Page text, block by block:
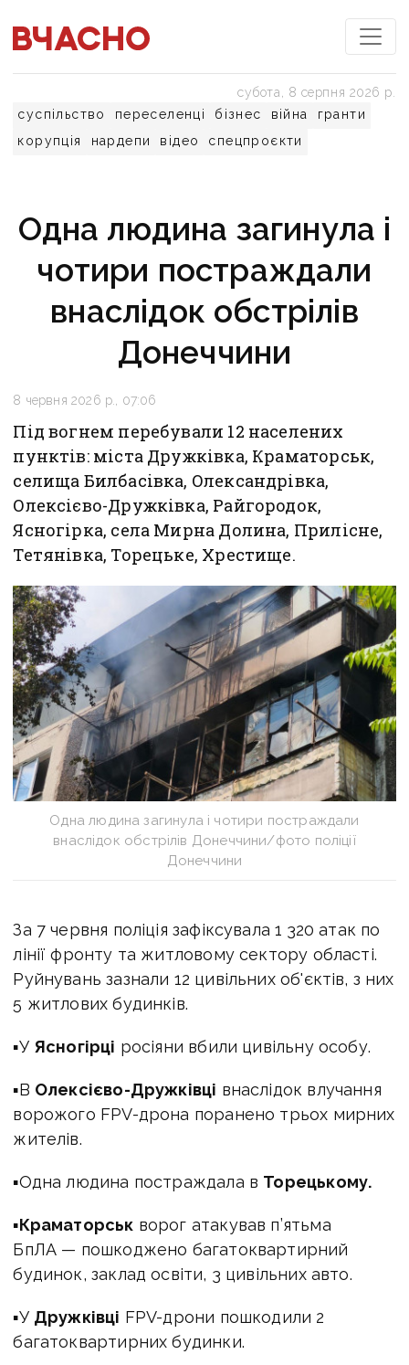
суспільство переселенці бізнес війна
гранти
корупція
нардепи відео спецпроєкти
субота, 8 серпня 2026 р.
Одна людина загинула і
чотири постраждали
внаслідок обстрілів
Донеччини
8 червня 2026 р., 07:06
Під вогнем перебували 12 населених
пунктів: міста Дружківка, Краматорськ,
селища Билбасівка, Олександрівка,
Олексієво-Дружківка, Райгородок,
Ясногірка, села Мирна Долина, Прилісне,
Тетянівка, Торецьке, Хрестище.
Одна людина загинула і чотири постраждали
внаслідок обстрілів Донеччини/фото поліції
Донеччини
За 7 червня поліція зафіксувала 1 320 атак по
лінії фронту та житловому сектору області.
Руйнувань зазнали 12 цивільних об'єктів, з них
5 житлових будинків.
▪У Ясногірці росіяни вбили цивільну особу.
▪В Олексієво-Дружківці внаслідок влучання
ворожого FPV-дрона поранено трьох мирних
жителів.
▪Одна людина постраждала в Торецькому.
▪Краматорськ ворог атакував п’ятьма
БпЛА — пошкоджено багатоквартирний
будинок, заклад освіти, 3 цивільних авто.
▪У Дружківці FPV-дрони пошкодили 2
багатоквартирних будинки.